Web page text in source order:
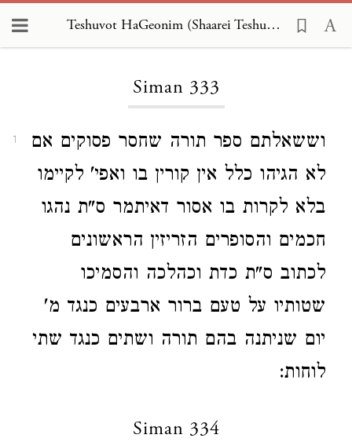
Teshuvot HaGeonim (Shaarei Teshuva) 333
Siman 333
1
וששאלתם ספר תורה שחסר פסוקים אם
לא הגיהו כלל אין קורין בו ואפי' לקיימו
בלא לקרות בו אסור דאיתמר ס"ת נהגו
חכמים והסופרים הזריזין הראשונים
לכתוב ס"ת כדת וכהלכה והסמיכו
שטותיו על טעם ברור ארבעים כנגד מ'
יום שניתנה בהם תורה ושתים כנגד שתי
לוחות:
Siman 334